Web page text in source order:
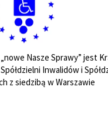
Nasze Sprawy” jest
Inwalidów i
z siedzibą w Warszawie